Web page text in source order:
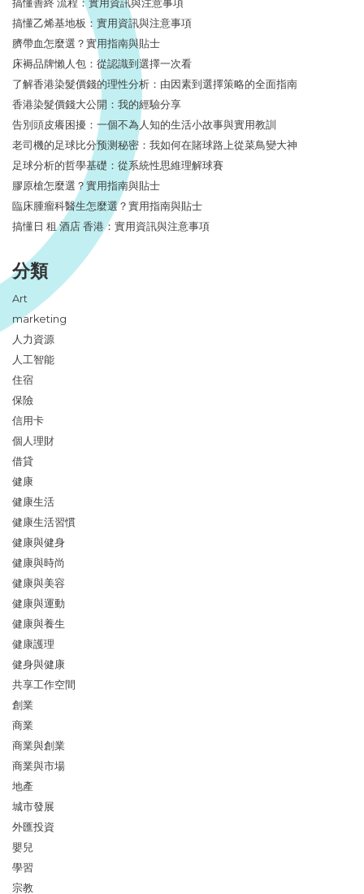
搞懂善終 流程：實用資訊與注意事項
搞懂乙烯基地板：實用資訊與注意事項
臍帶血怎麼選？實用指南與貼士
床褥品牌懶人包：從認識到選擇一次看
了解香港染髮價錢的理性分析：由因素到選擇策略的全面指南
香港染髮價錢大公開：我的經驗分享
告別頭皮癢困擾：一個不為人知的生活小故事與實用教訓
老司機的足球比分预测秘密：我如何在賭球路上從菜鳥變大神
足球分析的哲學基礎：從系統性思維理解球賽
膠原槍怎麼選？實用指南與貼士
臨床腫瘤科醫生怎麼選？實用指南與貼士
搞懂日 租 酒店 香港：實用資訊與注意事項
分類
Art
marketing
人力資源
人工智能
住宿
保險
信用卡
個人理財
借貸
健康
健康生活
健康生活習慣
健康與健身
健康與時尚
健康與美容
健康與運動
健康與養生
健康護理
健身與健康
共享工作空間
創業
商業
商業與創業
商業與市場
地產
城市發展
外匯投資
嬰兒
學習
宗教